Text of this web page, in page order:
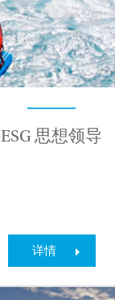
ESG 思想领导
详情